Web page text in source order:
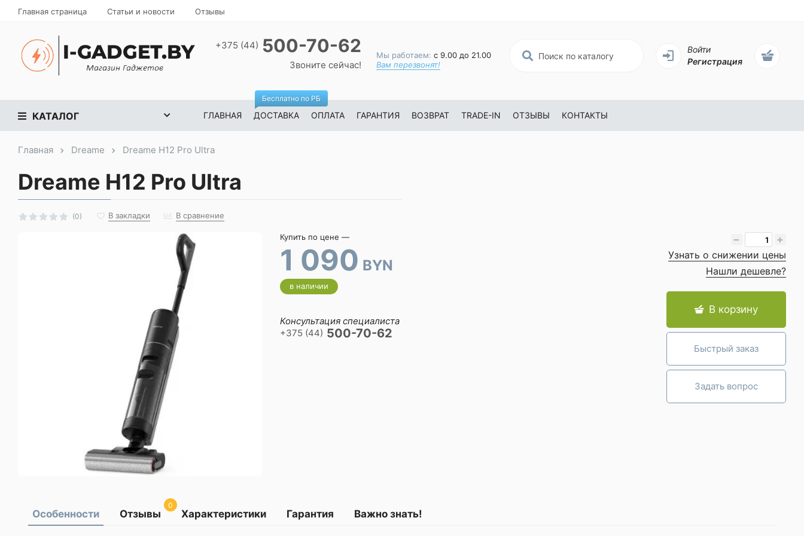
Главная страница Статьи и новости Отзывы
+375 (44) 500-70-62
Звоните сейчас!
Мы работаем: с 9.00 до 21.00
Вам перезвонят!
Войти
Регистрация
КАТАЛОГ ГЛАВНАЯ ДОСТАВКА
Бесплатно по РБ
ОПЛАТА ГАРАНТИЯ ВОЗВРАТ TRADE-IN ОТЗЫВЫ КОНТАКТЫ
Главная Dreame Dreame H12 Pro Ultra
Dreame H12 Pro Ultra
(0) В закладки В сравнение
Купить по цене —
1 090 BYN
в наличии
Консультация специалиста
+375 (44) 500-70-62
−
+
Узнать о снижении цены
Нашли дешевле?
В корзину
Быстрый заказ
Задать вопрос
Особенности Отзывы
0
Характеристики Гарантия Важно знать!